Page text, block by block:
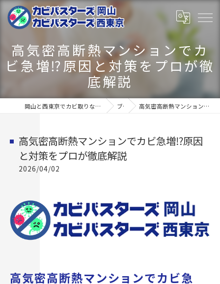
高気密高断熱マンションでカ
ビ急増⁉原因と対策をプロが徹
底解説
岡山と西東京でカビ取りならカビバスターズ岡山･カビバスターズ西東京 ブログ 高気密高断熱マンションでカビ急増⁉原因と対策をプロが徹底解説
高気密高断熱マンションでカビ急増⁉原因
と対策をプロが徹底解説
2026/04/02
高気密高断熱マンションでカビ急